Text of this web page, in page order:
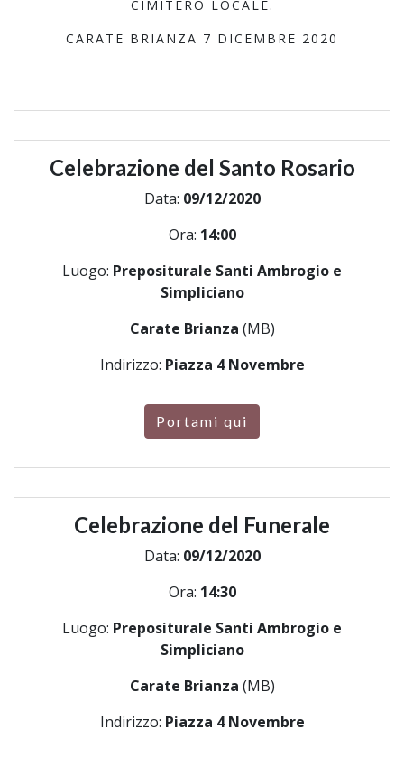
CIMITERO LOCALE.
CARATE BRIANZA 7 DICEMBRE 2020
Celebrazione del Santo Rosario
Data: 09/12/2020
Ora: 14:00
Luogo: Prepositurale Santi Ambrogio e
Simpliciano
Carate Brianza (MB)
Indirizzo: Piazza 4 Novembre
Portami qui
Celebrazione del Funerale
Data: 09/12/2020
Ora: 14:30
Luogo: Prepositurale Santi Ambrogio e
Simpliciano
Carate Brianza (MB)
Indirizzo: Piazza 4 Novembre